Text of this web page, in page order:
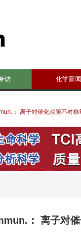
访 化学新闻
： 离子对催化叔胺不对称
： 离子对